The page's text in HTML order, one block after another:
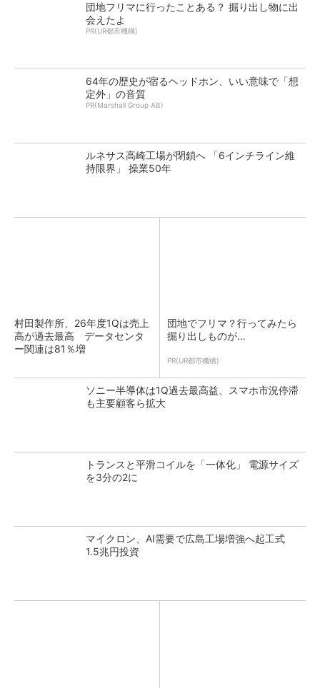
団地フリマに行ったことある？ 掘り出し物に出
会えたよ
PR(UR都市機構)
64年の歴史が宿るヘッドホン、いい意味で「想
定外」の音質
PR(Marshall Group AB)
ルネサス高崎工場が閉鎖へ 「6インチライン維
持限界」 操業50年
村田製作所、26年度1Qは売上
高が過去最高 データセンタ
ー関連は81％増
団地でフリマ？行ってみたら
掘り出しものが…
PR(UR都市機構)
ソニー半導体は1Q過去最高益、スマホ市況停滞
も主要顧客ら拡大
トランスと平滑コイルを「一体化」 電源サイズ
を3分の2に
マイクロン、AI需要で広島工場増強へ起工式
1.5兆円投資